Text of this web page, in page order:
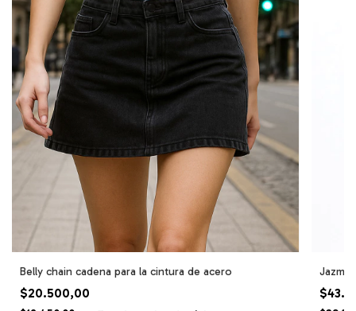
Belly chain cadena para la cintura de acero
$20.500,00